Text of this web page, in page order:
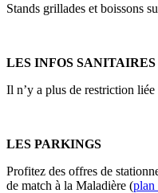
Stands grillades et boissons
LES INFOS SANITAIRES
Il n’y a plus de restriction
LES PARKINGS
Profitez des offres de
de match à la Maladière (plan